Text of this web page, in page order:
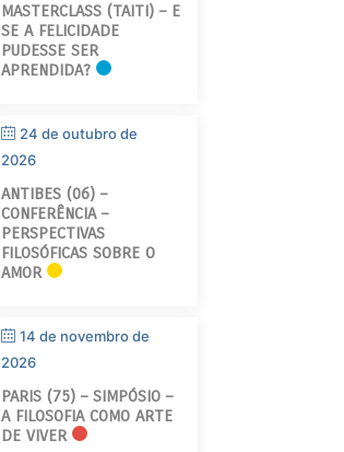
MASTERCLASS (TAITI) – E
SE A FELICIDADE
PUDESSE SER
APRENDIDA?
24 de outubro de
2026
ANTIBES (06) –
CONFERÊNCIA –
PERSPECTIVAS
FILOSÓFICAS SOBRE O
AMOR
14 de novembro de
2026
PARIS (75) – SIMPÓSIO –
A FILOSOFIA COMO ARTE
DE VIVER